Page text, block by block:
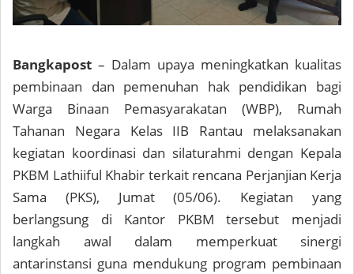
Bangkapost – Dalam upaya meningkatkan kualitas
pembinaan dan pemenuhan hak pendidikan bagi
Warga Binaan Pemasyarakatan (WBP), Rumah
Tahanan Negara Kelas IIB Rantau melaksanakan
kegiatan koordinasi dan silaturahmi dengan Kepala
PKBM Lathiiful Khabir terkait rencana Perjanjian Kerja
Sama (PKS), Jumat (05/06). Kegiatan yang
berlangsung di Kantor PKBM tersebut menjadi
langkah awal dalam memperkuat sinergi
antarinstansi guna mendukung program pembinaan